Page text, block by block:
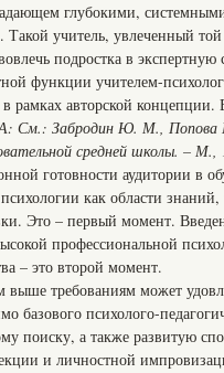
глубокими,
учитель, увлеченный
подростка в
функции учителем-
рамках авторской концепции.
См.: Забродин Ю. М., Попова
средней школы. – М.,
готовности аудитории в
как области
Это – первый момент.
профессиональной
– это второй момент.
требованиям может
базового психолого-
поиску, а также развитую
и личностной